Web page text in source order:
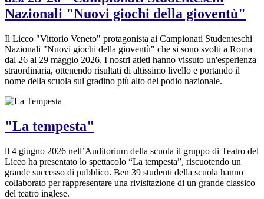
Nazionali "Nuovi giochi della gioventù"
Il Liceo "Vittorio Veneto" protagonista ai Campionati Studenteschi
Nazionali "Nuovi giochi della gioventù" che si sono svolti a Roma
dal 26 al 29 maggio 2026. I nostri atleti hanno vissuto un'esperienza
straordinaria, ottenendo risultati di altissimo livello e portando il
nome della scuola sul gradino più alto del podio nazionale.
"La tempesta"
ll 4 giugno 2026 nell’Auditorium della scuola il gruppo di Teatro del
Liceo ha presentato lo spettacolo “La tempesta”, riscuotendo un
grande successo di pubblico. Ben 39 studenti della scuola hanno
collaborato per rappresentare una rivisitazione di un grande classico
del teatro inglese.